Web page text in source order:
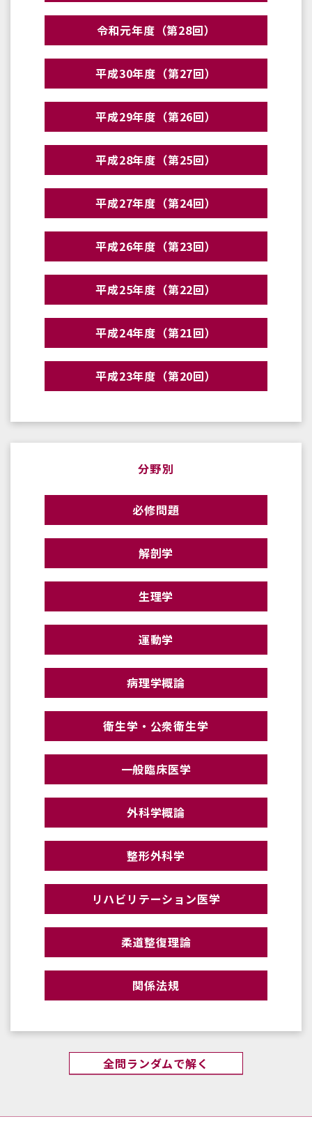
令和元年度（第28回）
平成30年度（第27回）
平成29年度（第26回）
平成28年度（第25回）
平成27年度（第24回）
平成26年度（第23回）
平成25年度（第22回）
平成24年度（第21回）
平成23年度（第20回）
分野別
必修問題
解剖学
生理学
運動学
病理学概論
衛生学・公衆衛生学
一般臨床医学
外科学概論
整形外科学
リハビリテーション医学
柔道整復理論
関係法規
全問ランダムで解く